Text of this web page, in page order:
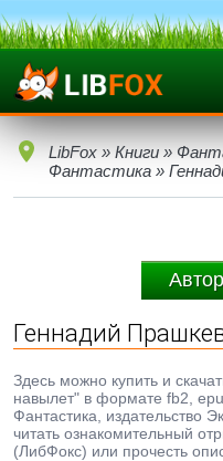
LibFox » Книги »
Фантастика »
Геннадий
Здесь можно купить и
навылет" в формате fb2,
Фантастика, издательство
читать ознакомительный
(ЛибФокс) или прочесть